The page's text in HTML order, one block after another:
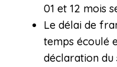
01 et 12 mois
Le délai de
temps écoulé
déclaration du